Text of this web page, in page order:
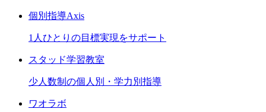
個別指導Axis
1人ひとりの目標実現をサポート
スタッド学習教室
少人数制の個人別・学力別指導
ワオラボ